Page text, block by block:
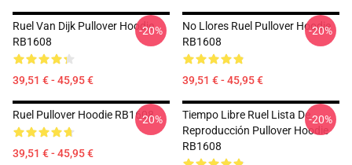
Ruel Van Dijk Pullover Hoodie
RB1608
39,51 € - 45,95 €
-20%
No Llores Ruel Pullover Hoodie
RB1608
39,51 € - 45,95 €
-20%
Ruel Pullover Hoodie RB1608
39,51 € - 45,95 €
-20%
Tiempo Libre Ruel Lista De
Reproducción Pullover Hoodie
RB1608
-20%